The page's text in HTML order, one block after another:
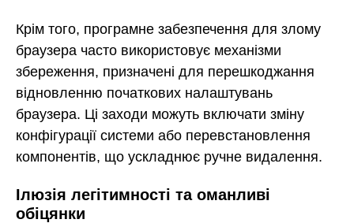
Крім того, програмне забезпечення для злому
браузера часто використовує механізми
збереження, призначені для перешкоджання
відновленню початкових налаштувань
браузера. Ці заходи можуть включати зміну
конфігурації системи або перевстановлення
компонентів, що ускладнює ручне видалення.
Ілюзія легітимності та оманливі
обіцянки